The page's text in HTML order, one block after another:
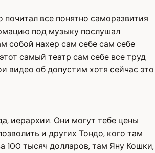
почитал все понятно саморазвития
под музыку послушал
собой нахер сам себе сам себе
самый театр сам себе все труд
видео об допустим хотя сейчас это
иерархии. Они могут тебе цены
и других Тондо, кого там
100 тысяч долларов, там Яну Кошки,